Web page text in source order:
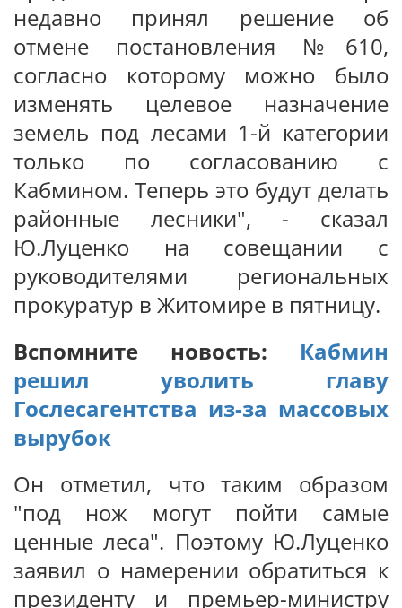
недавно принял решение об
отмене постановления №610,
согласно которому можно было
изменять целевое назначение
земель под лесами 1-й категории
только по согласованию с
Кабмином. Теперь это будут делать
районные лесники", - сказал
Ю.Луценко на совещании с
руководителями региональных
прокуратур в Житомире в пятницу.
Вспомните новость: Кабмин
решил уволить главу
Гослесагентства из-за массовых
вырубок
Он отметил, что таким образом
"под нож могут пойти самые
ценные леса". Поэтому Ю.Луценко
заявил о намерении обратиться к
президенту и премьер-министру